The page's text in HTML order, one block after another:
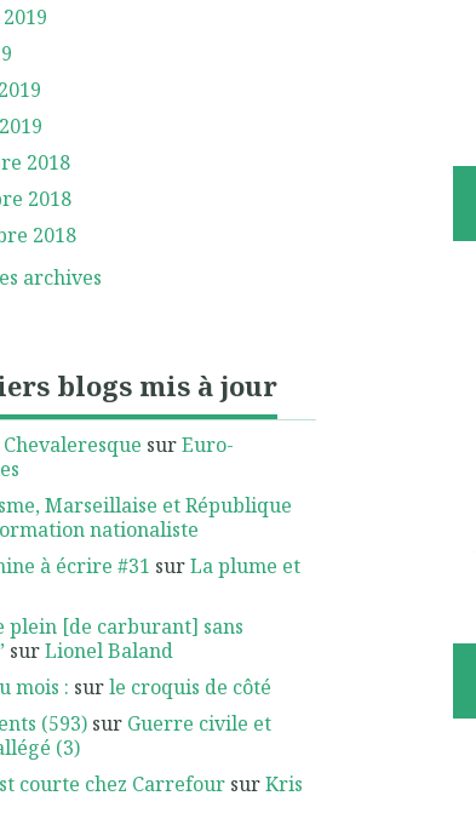
2018
2018
2018
archives
blogs mis à jour
Chevaleresque surEuro-
Marseillaise et République
nationaliste
à écrire #31 surLa plume et
plein [de carburant] sans
surLionel Baland
mois : surle croquis de côté
(593) sur Guerre civile et
(3)
courte chez Carrefour surKris